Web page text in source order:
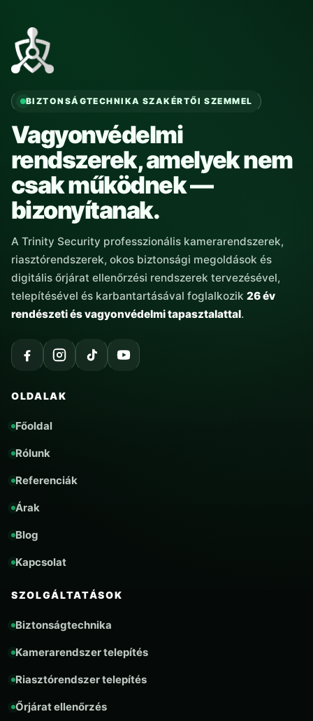
BIZTONSÁGTECHNIKA SZAKÉRTŐI SZEMMEL
Vagyonvédelmi
rendszerek, amelyek nem
csak működnek —
bizonyítanak.
A Trinity Security professzionális kamerarendszerek,
riasztórendszerek, okos biztonsági megoldások és
digitális őrjárat ellenőrzési rendszerek tervezésével,
telepítésével és karbantartásával foglalkozik 26 év
rendészeti és vagyonvédelmi tapasztalattal.
OLDALAK
Főoldal
Rólunk
Referenciák
Árak
Blog
Kapcsolat
SZOLGÁLTATÁSOK
Biztonságtechnika
Kamerarendszer telepítés
Riasztórendszer telepítés
Őrjárat ellenőrzés